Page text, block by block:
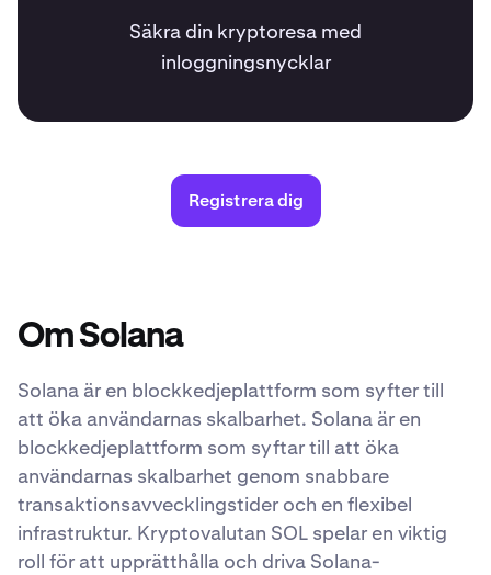
Säkra din kryptoresa med
inloggningsnycklar
Registrera dig
Om Solana
Solana är en blockkedjeplattform som syfter till
att öka användarnas skalbarhet. Solana är en
blockkedjeplattform som syftar till att öka
användarnas skalbarhet genom snabbare
transaktionsavvecklingstider och en flexibel
infrastruktur. Kryptovalutan SOL spelar en viktig
roll för att upprätthålla och driva Solana-